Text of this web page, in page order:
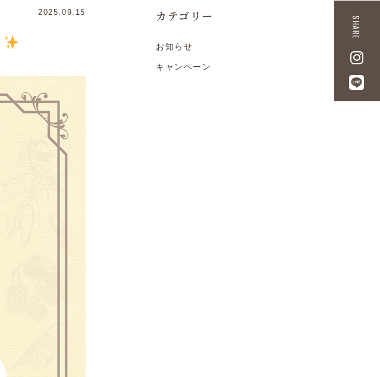
SHARE
2025.09.15 カテゴリー
お知らせ
キャンペーン